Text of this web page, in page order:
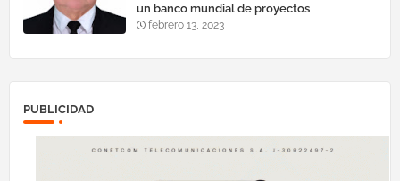
un banco mundial de proyectos
febrero 13, 2023
PUBLICIDAD